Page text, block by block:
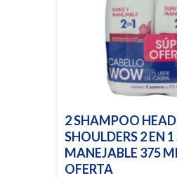
2 SHAMPOO
SHOULDERS 2 EN
MANEJABLE 375
OFERTA